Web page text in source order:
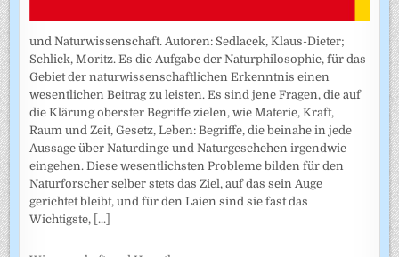
und Naturwissenschaft. Autoren: Sedlacek, Klaus-Dieter;
Schlick, Moritz. Es die Aufgabe der Naturphilosophie, für das
Gebiet der naturwissenschaftlichen Erkenntnis einen
wesentlichen Beitrag zu leisten. Es sind jene Fragen, die auf
die Klärung oberster Begriffe zielen, wie Materie, Kraft,
Raum und Zeit, Gesetz, Leben: Begriffe, die beinahe in jede
Aussage über Naturdinge und Naturgeschehen irgendwie
eingehen. Diese wesentlichsten Probleme bilden für den
Naturforscher selber stets das Ziel, auf das sein Auge
gerichtet bleibt, und für den Laien sind sie fast das
Wichtigste, [...]